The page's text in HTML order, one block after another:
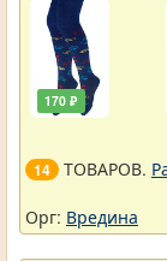
170 ₽
14 ТОВАРОВ.
Орг: Вредина